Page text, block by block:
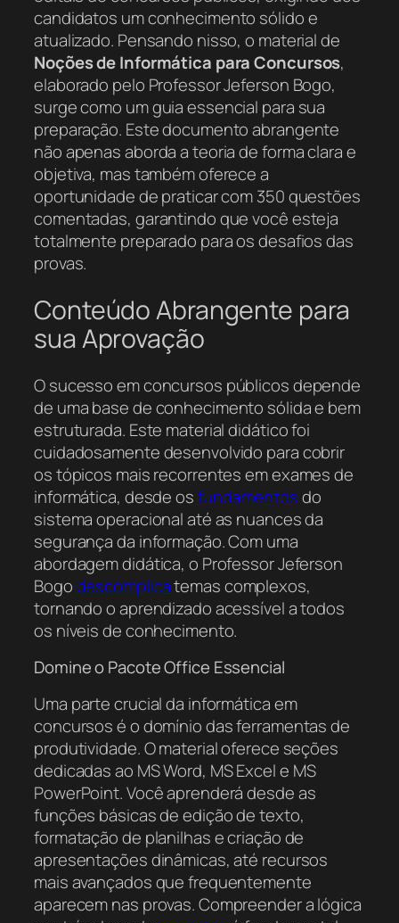
candidatos um conhecimento sólido e
atualizado. Pensando nisso, o material de
Noções de Informática para Concursos,
elaborado pelo Professor Jeferson Bogo,
surge como um guia essencial para sua
preparação. Este documento abrangente
não apenas aborda a teoria de forma clara e
objetiva, mas também oferece a
oportunidade de praticar com 350 questões
comentadas, garantindo que você esteja
totalmente preparado para os desafios das
provas.
Conteúdo Abrangente para
sua Aprovação
O sucesso em concursos públicos depende
de uma base de conhecimento sólida e bem
estruturada. Este material didático foi
cuidadosamente desenvolvido para cobrir
os tópicos mais recorrentes em exames de
informática, desde osfundamentosdo
sistema operacional até as nuances da
segurança da informação. Com uma
abordagem didática, o Professor Jeferson
Bogodescomplicatemas complexos,
tornando o aprendizado acessível a todos
os níveis de conhecimento.
Domine o Pacote Office Essencial
Uma parte crucial da informática em
concursos é o domínio das ferramentas de
produtividade. O material oferece seções
dedicadas ao MS Word, MS Excel e MS
PowerPoint. Você aprenderá desde as
funções básicas de edição de texto,
formatação de planilhas e criação de
apresentações dinâmicas, até recursos
mais avançados que frequentemente
aparecem nas provas. Compreender a lógica